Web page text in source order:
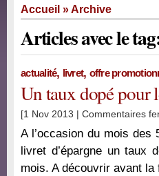
Accueil » Archive
Articles avec le
actualité, livret, offre
Un taux dopé pour
[1 Nov 2013 | Commentaires
A l’occasion du mois
livret d’épargne un
mois. A découvrir avant